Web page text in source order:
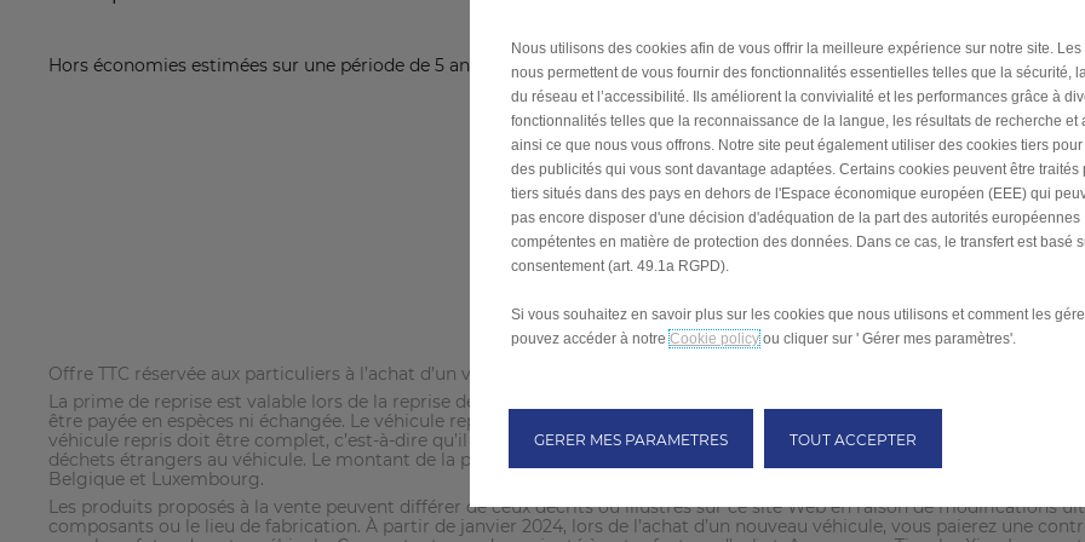
Hors économies estimées sur une période de 5 ans de € 7.740.Ajuster
Motorisation/
Pro 56,2 kWh €
Offre TTC réservée aux particuliers à l’achat d’un véhicule neuf de la gamme Leapmotor dans le réseau participant belge
La prime de reprise est valable lors de la reprise de votre véhicule et est réservée aux clients particuliers.Cette prime est
être payée en espèces ni échangée. Le véhicule repris doit être immatriculé au nom de l’acheteur depuis au moins 6
véhicule repris doit être complet, c’est-à-dire qu’il doit contenir toutes les pièces nécessaires à son fonctionnement,
déchets étrangers au véhicule. Le montant de la prime de reprise peut varier suivant le modèle que le client achète.
Belgique et Luxembourg.
Les produits proposés à la vente peuvent différer de ceux décrits ou illustrés sur ce site Web en raison de modifications
composants ou le lieu de fabrication. À partir de janvier 2024, lors de l’achat d’un nouveau véhicule, vous paierez une
Nous utilisons des cookies afin de vous offrir la meilleure expérience sur notre site.
nous permettent de vous fournir des fonctionnalités essentielles telles que la sécurité,
du réseau et l’accessibilité. Ils améliorent la convivialité et les performances grâce à
fonctionnalités telles que la reconnaissance de la langue, les résultats de recherche et
ainsi ce que nous vous offrons. Notre site peut également utiliser des cookies tiers
des publicités qui vous sont davantage adaptées. Certains cookies peuvent être traités
tiers situés dans des pays en dehors de l'Espace économique européen (EEE) qui
pas encore disposer d'une décision d'adéquation de la part des autorités européennes
compétentes en matière de protection des données. Dans ce cas, le transfert est basé
consentement (art. 49.1a RGPD).
Si vous souhaitez en savoir plus sur les cookies que nous utilisons et comment les
pouvez accéder à notreCookie policyou cliquer sur ' Gérer mes paramètres'.
GERER MES PARAMETRES TOUT ACCEPTER